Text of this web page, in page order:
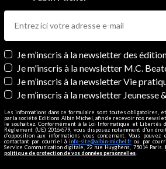
Newsletters
Je m’inscris à la newsletter des
Je m'inscris à la newsletter M.C.
Je m’inscris à la newsletter Vie
Je m’inscris à la newsletter Jeunesse
Les informations dans ce formulaire sont toutes obligatoires,
par la société Editions Albin Michel, afin de recevoir nos
le souhaitez. Conformément à la Loi Informatique et Libertés
Règlement (UE) 2016/679, vous disposez notamment d'un
d’opposition aux informations vous concernant. Vous
contactant par courriel àinfo-site@albin-michel.fr ou par
Service Communication digitale, 22 rue Huyghens, 75014 Paris.
politique de protection de vos données personnelles